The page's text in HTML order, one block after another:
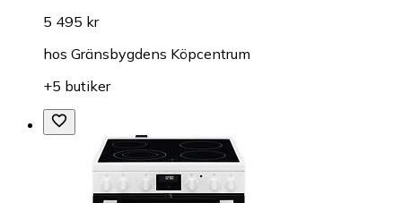
5 495 kr
hos Gränsbygdens Köpcentrum
+5 butiker